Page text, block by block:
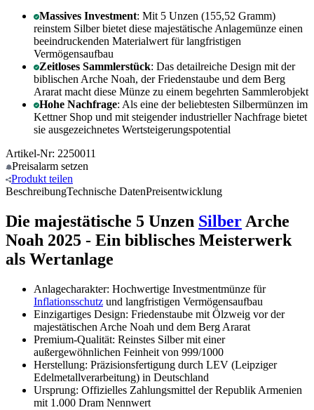
Massives Investment: Mit 5 Unzen (155,52 Gramm)
reinstem Silber bietet diese majestätische Anlagemünze einen
beeindruckenden Materialwert für langfristigen
Vermögensaufbau
Zeitloses Sammlerstück: Das detailreiche Design mit der
biblischen Arche Noah, der Friedenstaube und dem Berg
Ararat macht diese Münze zu einem begehrten Sammlerobjekt
Hohe Nachfrage: Als eine der beliebtesten Silbermünzen im
Kettner Shop und mit steigender industrieller Nachfrage bietet
sie ausgezeichnetes Wertsteigerungspotential
Artikel-Nr: 2250011
Preisalarm setzen
Produkt teilen
BeschreibungTechnische DatenPreisentwicklung
Die majestätische 5 Unzen SilberArche
Noah 2025 - Ein biblisches Meisterwerk
als Wertanlage
Anlagecharakter: Hochwertige Investmentmünze für
Inflationsschutz und langfristigen Vermögensaufbau
Einzigartiges Design: Friedenstaube mit Ölzweig vor der
majestätischen Arche Noah und dem Berg Ararat
Premium-Qualität: Reinstes Silber mit einer
außergewöhnlichen Feinheit von 999/1000
Herstellung: Präzisionsfertigung durch LEV (Leipziger
Edelmetallverarbeitung) in Deutschland
Ursprung: Offizielles Zahlungsmittel der Republik Armenien
mit 1.000 Dram Nennwert